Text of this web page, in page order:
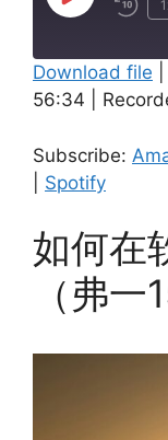
Play
Amazon
RSS FEED
SHARE
LINK
EMBED
Download file
56:34
Subscribe:
Spotify
如何在
（弗